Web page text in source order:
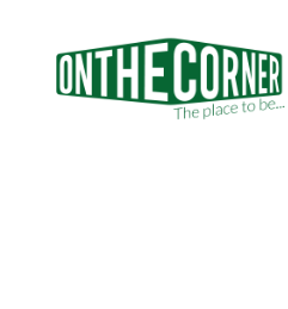
contenido